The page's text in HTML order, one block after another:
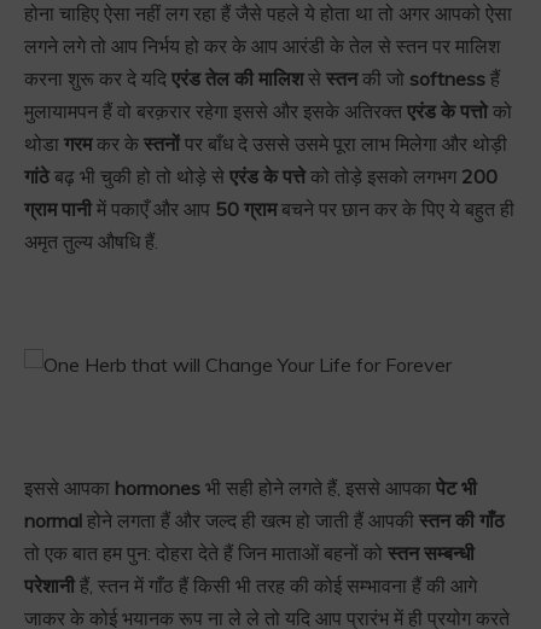
होना चाहिए ऐसा नहीं लग रहा हैं जैसे पहले ये होता था तो अगर आपको ऐसा
लगने लगे तो आप निर्भय हो कर के आप आरंडी के तेल से स्तन पर मालिश
करना शुरू कर दे यदि एरंड तेल की मालिशसे स्तनकी जो softness हैं
मुलायामपन हैं वो बरक़रार रहेगा इससे और इसके अतिरक्त एरंड के पत्तोको
थोडा गरमकर के स्तनोंपर बाँध दे उससे उसमे पूरा लाभ मिलेगा और थोड़ी
गांठे बढ़ भी चुकी हो तो थोड़े से एरंड के पत्तेको तोड़े इसको लगभग 200
ग्राम पानीमें पकाएँ और आप 50 ग्रामबचने पर छान कर के पिए ये बहुत ही
अमृत तुल्य औषधि हैं.
इससे आपका hormones भी सही होने लगते हैं, इससे आपका पेट भी
normal होने लगता हैं और जल्द ही खत्म हो जाती हैं आपकी स्तन की गाँठ
तो एक बात हम पुन: दोहरा देते हैं जिन माताओं बहनों को स्तन सम्बन्धी
परेशानीहैं, स्तन में गाँठ हैं किसी भी तरह की कोई सम्भावना हैं की आगे
जाकर के कोई भयानक रूप ना ले ले तो यदि आप प्रारंभ में ही प्रयोग करते